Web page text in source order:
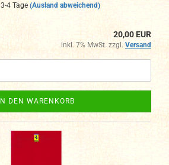
3-4 Tage (Ausland abweichend)
20,00 EUR
inkl. 7% MwSt. zzgl. Versand
IN DEN WARENKORB